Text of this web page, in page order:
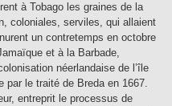
à Tobago les graines de la
coloniales, serviles, qui allaient
un contretemps en octobre
et à la Barbade,
néerlandaise de l’île
par le traité de Breda en 1667.
entreprit le processus de